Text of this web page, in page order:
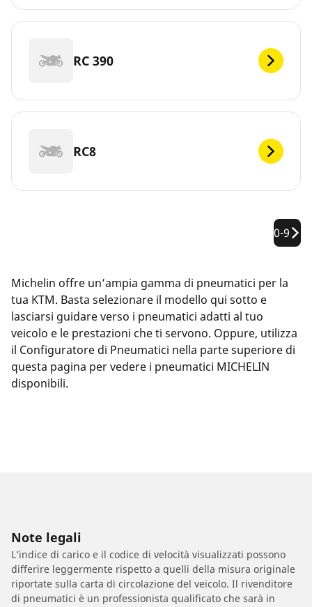
RC 390
RC8
0-9
Michelin offre un’ampia gamma di pneumatici per la
tua KTM. Basta selezionare il modello qui sotto e
lasciarsi guidare verso i pneumatici adatti al tuo
veicolo e le prestazioni che ti servono. Oppure, utilizza
il Configuratore di Pneumatici nella parte superiore di
questa pagina per vedere i pneumatici MICHELIN
disponibili.
Note legali
L’indice di carico e il codice di velocità visualizzati possono
differire leggermente rispetto a quelli della misura originale
riportate sulla carta di circolazione del veicolo. Il rivenditore
di pneumatici è un professionista qualificato che sarà in